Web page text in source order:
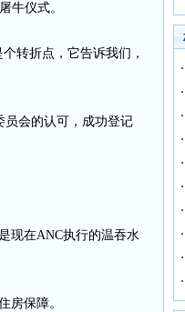
牛仪式。
转折点，它告诉我们，
员会的认可，成功登记
现在ANC执行的温吞水
房保障。